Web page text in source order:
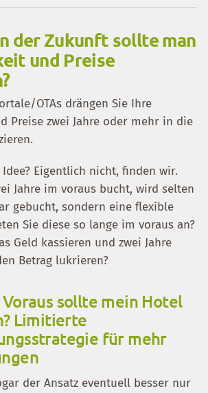
der Zukunft sollte man
und Preise
OTAs drängen Sie Ihre
Preise zwei Jahre oder mehr in die
Eigentlich nicht, finden wir.
Jahre im voraus bucht, wird selten
gebucht, sondern eine flexible
Sie diese so lange im voraus an?
Geld kassieren und zwei Jahre
Betrag lukrieren?
sollte mein Hotel
Limitierte
für mehr
der Ansatz eventuell besser nur